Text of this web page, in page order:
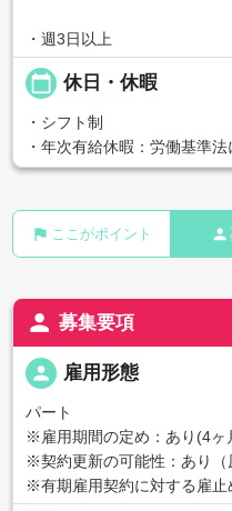
・週3日以上
calendar_today 休日・休暇
・シフト制
・年次有給休暇：労働基準法
flag ここがポイント person
person 募集要項
person 雇用形態
パート
※雇用期間の定め：あり(4ヶ
※契約更新の可能性：あり（
※有期雇用契約に対する雇止